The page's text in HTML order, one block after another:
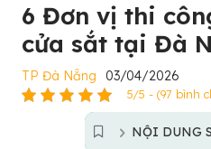
6 Đơn vị thi
cửa sắt tại Đà
TP Đà Nẵng 03/04/2026
5/5 - (97 bình
NỘI DUNG